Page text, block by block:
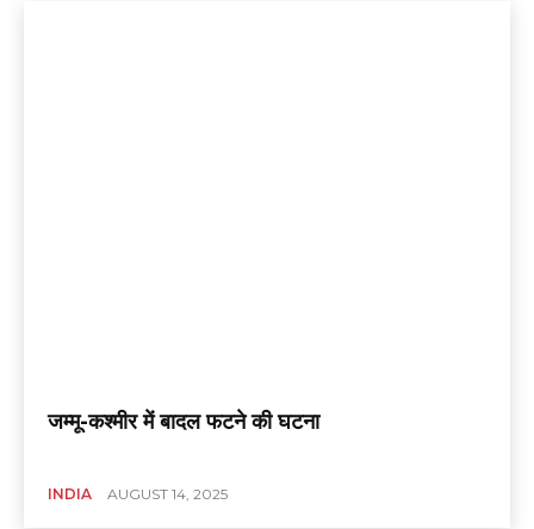
जम्मू-कश्मीर में बादल फटने की घटना
INDIA AUGUST 14, 2025